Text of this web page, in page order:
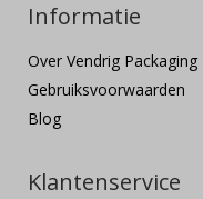
Informatie
Over Vendrig Packaging
Gebruiksvoorwaarden
Blog
Klantenservice